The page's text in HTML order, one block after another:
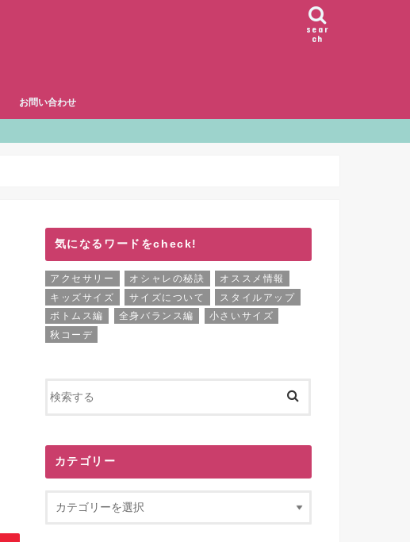
sear
ch
お問い合わせ
気になるワードをcheck!
アクセサリー オシャレの秘訣
オススメ情報
キッズサイズ
サイズについて
スタイルアップ
ボトムス編
全身バランス編
小さいサイズ
秋コーデ
カテゴリー